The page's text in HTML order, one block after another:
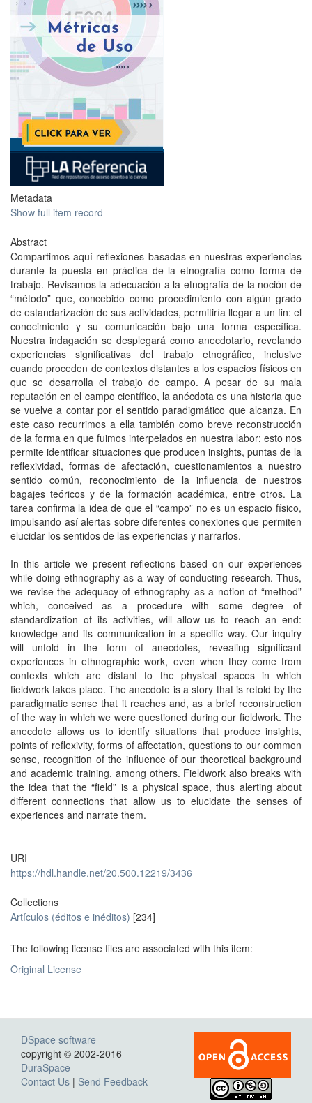
Metadata
Show full item record
Abstract
Compartimos aquí reflexiones basadas en nuestras experiencias
durante la puesta en práctica de la etnografía como forma de
trabajo. Revisamos la adecuación a la etnografía de la noción de
“método” que, concebido como procedimiento con algún grado
de estandarización de sus actividades, permitiría llegar a un fin: el
conocimiento y su comunicación bajo una forma específica.
Nuestra indagación se desplegará como anecdotario, revelando
experiencias significativas del trabajo etnográfico, inclusive
cuando proceden de contextos distantes a los espacios físicos en
que se desarrolla el trabajo de campo. A pesar de su mala
reputación en el campo científico, la anécdota es una historia que
se vuelve a contar por el sentido paradigmático que alcanza. En
este caso recurrimos a ella también como breve reconstrucción
de la forma en que fuimos interpelados en nuestra labor; esto nos
permite identificar situaciones que producen insights, puntas de la
reflexividad, formas de afectación, cuestionamientos a nuestro
sentido común, reconocimiento de la influencia de nuestros
bagajes teóricos y de la formación académica, entre otros. La
tarea confirma la idea de que el “campo” no es un espacio físico,
impulsando así alertas sobre diferentes conexiones que permiten
elucidar los sentidos de las experiencias y narrarlos.
In this article we present reflections based on our experiences
while doing ethnography as a way of conducting research. Thus,
we revise the adequacy of ethnography as a notion of “method”
which, conceived as a procedure with some degree of
standardization of its activities, will allow us to reach an end:
knowledge and its communication in a specific way. Our inquiry
will unfold in the form of anecdotes, revealing significant
experiences in ethnographic work, even when they come from
contexts which are distant to the physical spaces in which
fieldwork takes place. The anecdote is a story that is retold by the
paradigmatic sense that it reaches and, as a brief reconstruction
of the way in which we were questioned during our fieldwork. The
anecdote allows us to identify situations that produce insights,
points of reflexivity, forms of affectation, questions to our common
sense, recognition of the influence of our theoretical background
and academic training, among others. Fieldwork also breaks with
the idea that the “field” is a physical space, thus alerting about
different connections that allow us to elucidate the senses of
experiences and narrate them.
URI
https://hdl.handle.net/20.500.12219/3436
Collections
Artículos (éditos e inéditos) [234]
The following license files are associated with this item:
Original License
DSpace software
copyright © 2002-2016
DuraSpace
Contact Us | Send Feedback